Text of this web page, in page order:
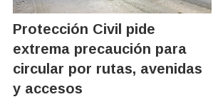
Protección Civil pide
extrema precaución para
circular por rutas, avenidas
y accesos